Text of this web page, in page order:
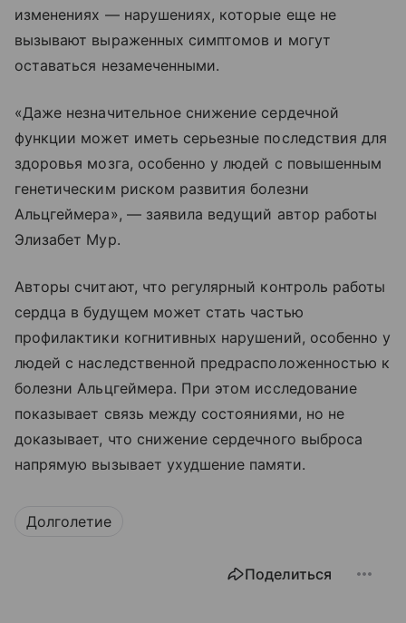
изменениях — нарушениях, которые еще не
вызывают выраженных симптомов и могут
оставаться незамеченными.
«Даже незначительное снижение сердечной
функции может иметь серьезные последствия для
здоровья мозга, особенно у людей с повышенным
генетическим риском развития болезни
Альцгеймера», — заявила ведущий автор работы
Элизабет Мур.
Авторы считают, что регулярный контроль работы
сердца в будущем может стать частью
профилактики когнитивных нарушений, особенно у
людей с наследственной предрасположенностью к
болезни Альцгеймера. При этом исследование
показывает связь между состояниями, но не
доказывает, что снижение сердечного выброса
напрямую вызывает ухудшение памяти.
Долголетие
Поделиться